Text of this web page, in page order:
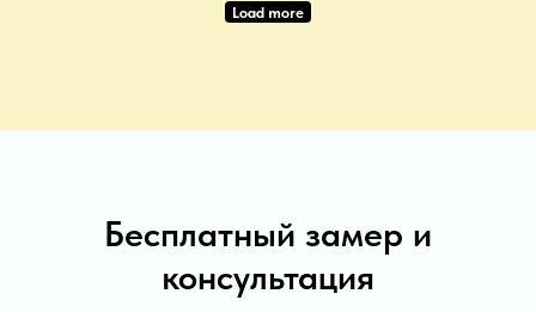
Load more
Бесплатный замер и
консультация